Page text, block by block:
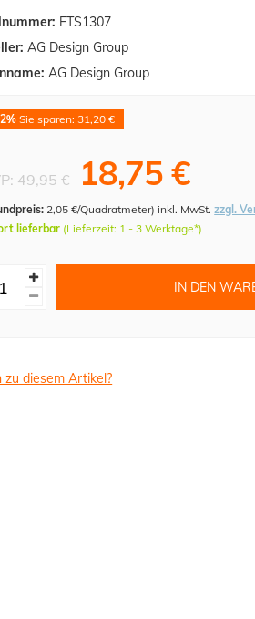
FTS1307
AG Design Group
AG Design Group
Sie sparen: 31,20 €
49,95 € 18,75 €
2,05 €/Quadratmeter)inkl. MwSt.zzgl.
lieferbar (Lieferzeit: 1 - 3 Werktage*)
IN DEN
zu diesem Artikel?